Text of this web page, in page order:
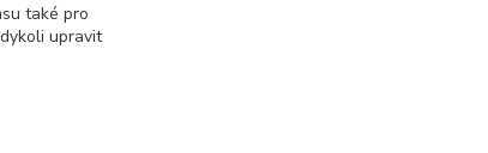
také pro
upravit